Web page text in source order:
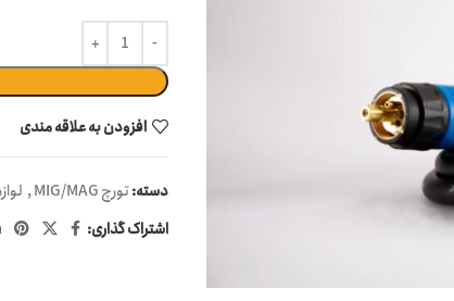
افزودن به علاقه مندی
دسته:تورچ MIG/MAG ,
اشتراک گذاری: